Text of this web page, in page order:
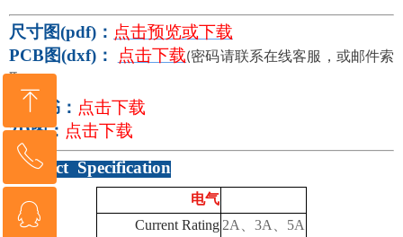
尺寸图(pdf)： 点击预览或下载
PCB图(dxf)：
点击下载(密码请联系在线客服，或邮件索
取）
规格书： 点击下载
3D图： 点击下载
Product Specification
电气
Current Rating 2A、3A、5A
ꁸ
回到顶部
ꂅ
076982828565
ꁗ